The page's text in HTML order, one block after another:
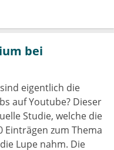
bei
eigentlich die
auf Youtube? Dieser
Studie, welche die
Einträgen zum Thema
Lupe nahm. Die